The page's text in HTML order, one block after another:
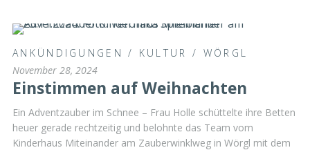
ANKÜNDIGUNGEN / KULTUR / WÖRGL
November 28, 2024
Einstimmen auf Weihnachten
Ein Adventzauber im Schnee – Frau Holle schüttelte ihre Betten
heuer gerade rechtzeitig und belohnte das Team vom
Kinderhaus Miteinander am Zauberwinklweg in Wörgl mit dem